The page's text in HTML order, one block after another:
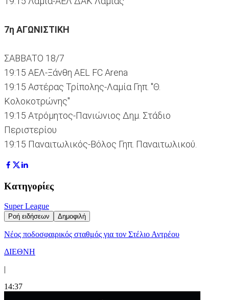
7η ΑΓΩΝΙΣΤΙΚΗ
ΣΑΒΒΑΤΟ 18/7
19:15 ΑΕΛ-Ξάνθη AEL FC Arena
19:15 Αστέρας Τρίπολης-Λαμία Γηπ. "Θ.
Κολοκοτρώνης"
19:15 Ατρόμητος-Πανιώνιος Δημ. Στάδιο
Περιστερίου
19:15 Παναιτωλικός-Βόλος Γηπ. Παναιτωλικού.
Κατηγορίες
Super League
Ροή ειδήσεων Δημοφιλή
Νέος ποδοσφαιρικός σταθμός για τον Στέλιο Αντρέου
ΔΙΕΘΝΗ
|
14:37